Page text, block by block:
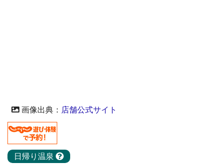
画像出典： 店舗公式サイト
日帰り温泉